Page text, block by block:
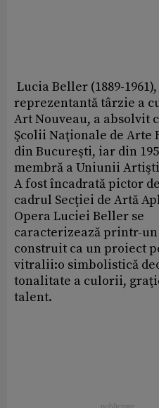
Lucia Beller (1889-1961),
reprezentantă târzie a
Art Nouveau, a absolvit
Şcolii Naţionale de Arte
din Bucureşti, iar din
membră a Uniunii
A fost încadrată pictor
cadrul Secţiei de Artă
Opera Luciei Beller se
caracterizează printr-
construit ca un proiect
vitralii:o simbolistică
tonalitate a culorii,
talent.